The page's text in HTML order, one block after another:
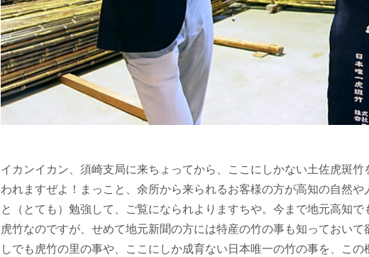
イカンイカン、須崎支局に来ちょってから、ここにしかない土佐虎斑
われますぜよ！まっこと、余所から来られるお客様の方が高知の自然
と（とても）勉強して、ご覧になられよりますちや。今まで地元高知
虎竹なのですが、せめて地元新聞の方には特産の竹の事も知っておい
しでも虎竹の里の事や、ここにしか成育ない日本唯一の竹の事を、こ